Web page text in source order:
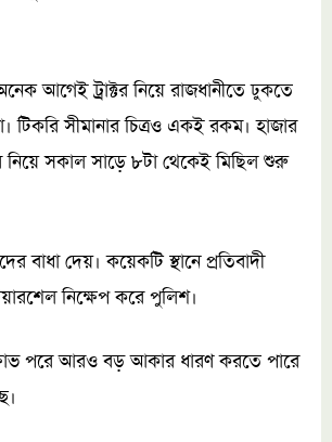
আগেই ট্রাক্টর নিয়ে রাজধানীতে ঢুকতে
সীমানার চিত্রও একই রকম। হাজার
নিয়ে সকাল সাড়ে ৮টা থেকেই মিছিল শুরু
বাধা দেয়। কয়েকটি স্থানে প্রতিবাদী
নিক্ষেপ করে পুলিশ।
পরে আরও বড় আকার ধারণ করতে পারে